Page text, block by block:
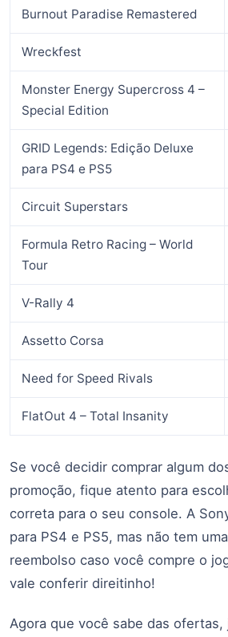
Burnout Paradise Remastered
Wreckfest
Monster Energy Supercross 4 –
Special Edition
GRID Legends: Edição Deluxe
para PS4 e PS5
Circuit Superstars
Formula Retro Racing – World
Tour
V-Rally 4
Assetto Corsa
Need for Speed Rivals
FlatOut 4 – Total Insanity
Se você decidir comprar algum
promoção, fique atento para
correta para o seu console. A
para PS4 e PS5, mas não tem
reembolso caso você compre o
vale conferir direitinho!
Agora que você sabe das ofertas,